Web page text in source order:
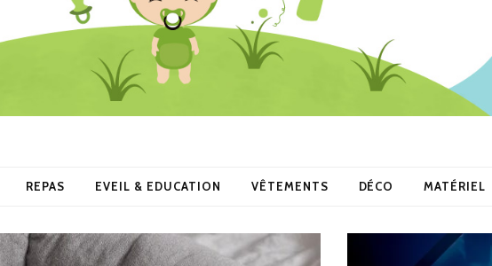
REPAS EVEIL & EDUCATION VÊTEMENTS DÉCO MATÉRIEL